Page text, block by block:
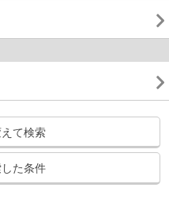
て検索
た条件